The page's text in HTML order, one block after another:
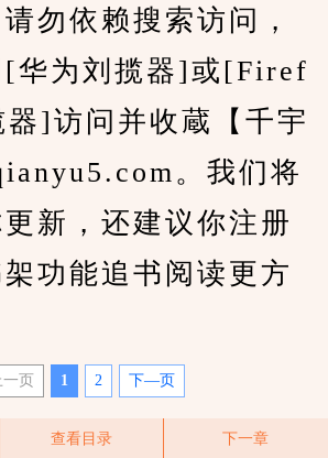
勿依赖搜索访问，
[华为刘揽器]或[Firef
]访问并收蔵【千宇
。我们将
新，还建议你注册
功能追书阅读更方
一页 1 2 下—页
查看目录 下一章